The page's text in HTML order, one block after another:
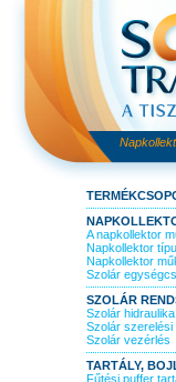
A napkollektor
Napkollektor
Napkollektor
Szolár
SZOLÁR
Szolár hidraulika
Szolár szerelési
Szolár vezérlés
TARTÁLY,
Fűtési puffer